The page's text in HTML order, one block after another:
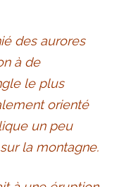
des aurores
à de
le plus
orienté
un peu
la montagne.